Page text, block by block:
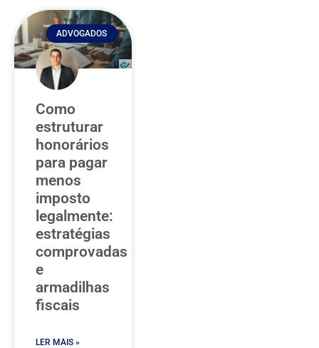
ADVOGADOS
Como
estruturar
honorários
para pagar
menos
imposto
legalmente:
estratégias
comprovadas
e
armadilhas
fiscais
LER MAIS »